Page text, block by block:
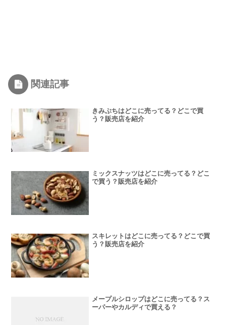
関連記事
きみぷちはどこに売ってる？どこで買
う？販売店を紹介
ミックスナッツはどこに売ってる？どこ
で買う？販売店を紹介
スキレットはどこに売ってる？どこで買
う？販売店を紹介
メープルシロップはどこに売ってる？ス
ーパーやカルディで買える？